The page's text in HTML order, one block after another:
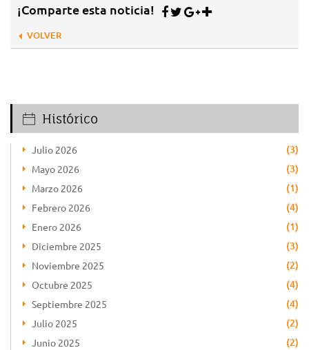
¡Comparte esta noticia!
VOLVER
Histórico
Julio 2026 (3)
Mayo 2026 (3)
Marzo 2026 (1)
Febrero 2026 (4)
Enero 2026 (1)
Diciembre 2025 (3)
Noviembre 2025 (2)
Octubre 2025 (4)
Septiembre 2025 (4)
Julio 2025 (2)
Junio 2025 (2)